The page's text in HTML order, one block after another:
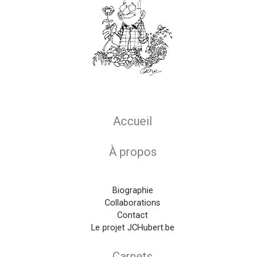
Accueil
À propos
Biographie
Collaborations
Contact
Le projet JCHubert.be